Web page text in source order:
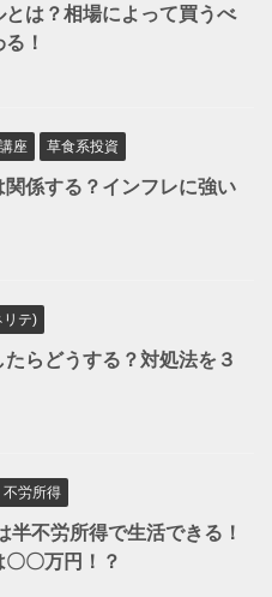
とは？相場によって買うべ
！
座 草食系投資
関係する？インフレに強い
リテ)
らどうする？対処法を３
不労所得
半不労所得で生活できる！
〇万円！？